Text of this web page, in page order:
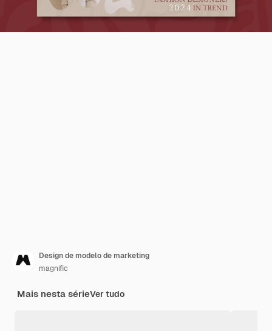
Design de modelo de marketing
magnific
Mais nesta sérieVer tudo